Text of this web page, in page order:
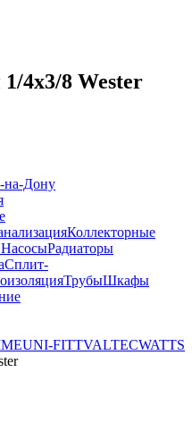
4x3/8 Wester
на-Дону
Коллекторные
НасосыРадиаторы
Сплит-
ТрубыШкафы
UNI-FITTVALTECWATTS